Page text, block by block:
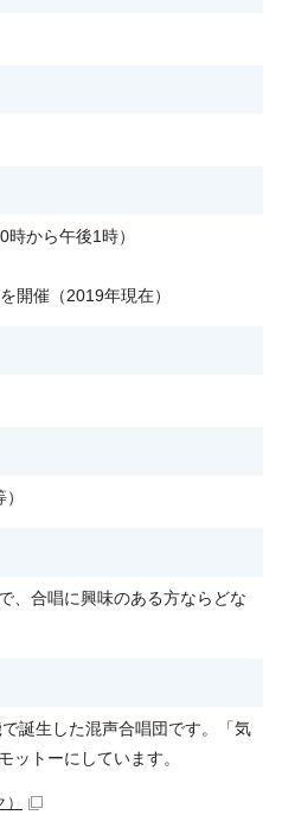
から午後1時）
開催（2019年現在）
、合唱に興味のある方ならどな
誕生した混声合唱団です。「気
ットーにしています。